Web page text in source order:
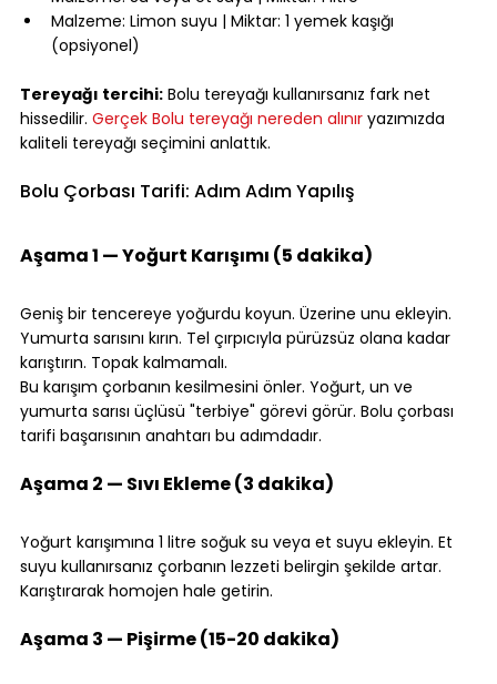
Malzeme: Limon suyu | Miktar: 1 yemek kaşığı
(opsiyonel)
Tereyağı tercihi: Bolu tereyağı kullanırsanız fark net
hissedilir. Gerçek Bolu tereyağı nereden alınır yazımızda
kaliteli tereyağı seçimini anlattık.
Bolu Çorbası Tarifi: Adım Adım Yapılış
Aşama 1 — Yoğurt Karışımı (5 dakika)
Geniş bir tencereye yoğurdu koyun. Üzerine unu ekleyin.
Yumurta sarısını kırın. Tel çırpıcıyla pürüzsüz olana kadar
karıştırın. Topak kalmamalı.
Bu karışım çorbanın kesilmesini önler. Yoğurt, un ve
yumurta sarısı üçlüsü "terbiye" görevi görür. Bolu çorbası
tarifi başarısının anahtarı bu adımdadır.
Aşama 2 — Sıvı Ekleme (3 dakika)
Yoğurt karışımına 1 litre soğuk su veya et suyu ekleyin. Et
suyu kullanırsanız çorbanın lezzeti belirgin şekilde artar.
Karıştırarak homojen hale getirin.
Aşama 3 — Pişirme (15-20 dakika)